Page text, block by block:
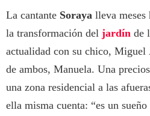
La cantante Soraya lleva meses
la transformación del jardín de
actualidad con su chico,
de ambos, Manuela. Una
una zona residencial a las
ella misma cuenta: “es un